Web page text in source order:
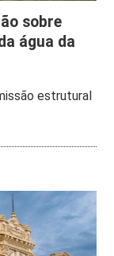
sobre
água da
estrutural